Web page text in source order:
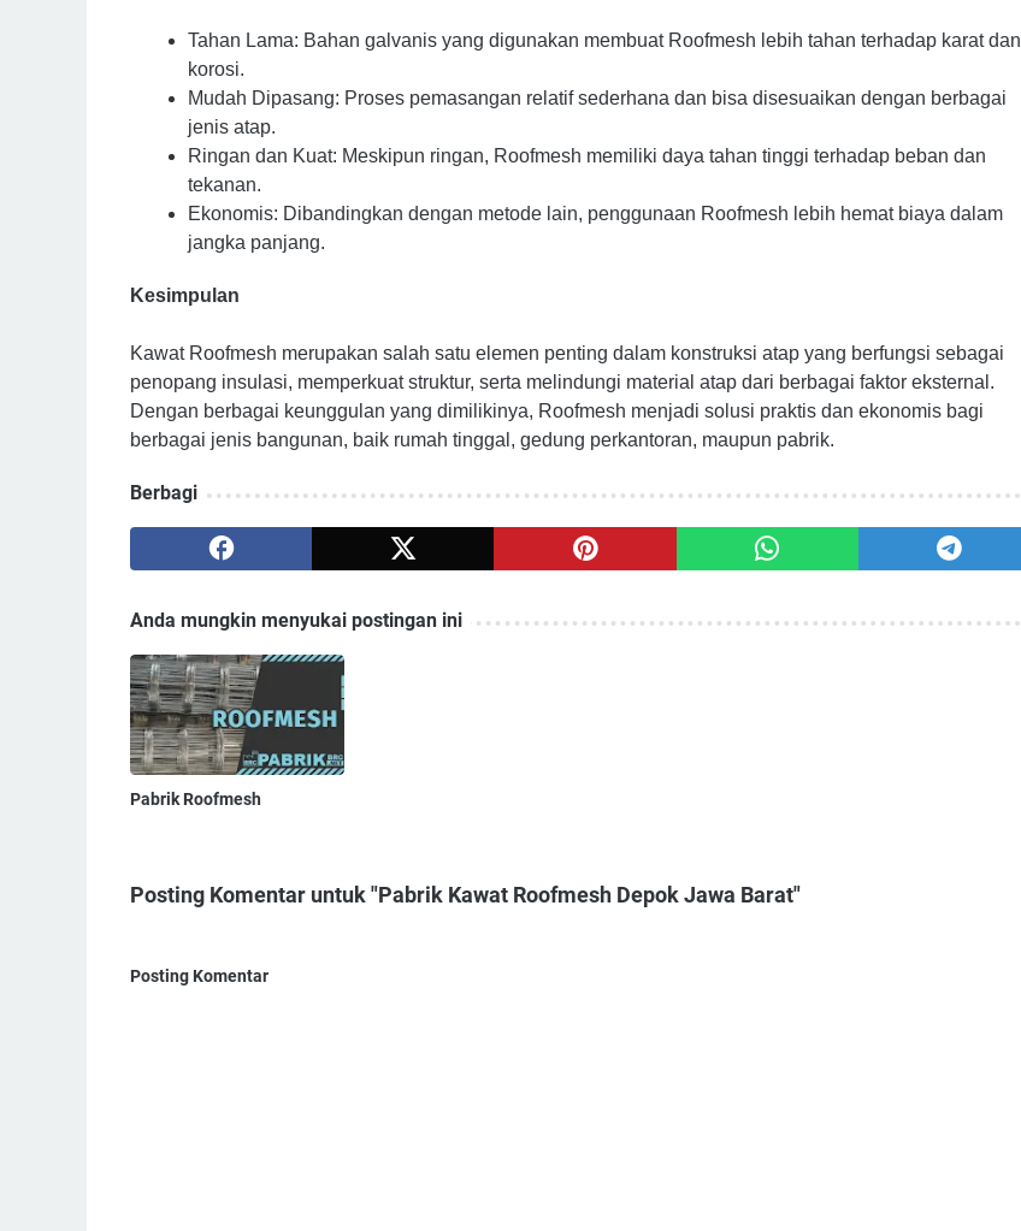
Tahan Lama: Bahan galvanis yang digunakan membuat Roofmesh lebih tahan terhadap karat dan
korosi.
Mudah Dipasang: Proses pemasangan relatif sederhana dan bisa disesuaikan dengan berbagai
jenis atap.
Ringan dan Kuat: Meskipun ringan, Roofmesh memiliki daya tahan tinggi terhadap beban dan
tekanan.
Ekonomis: Dibandingkan dengan metode lain, penggunaan Roofmesh lebih hemat biaya dalam
jangka panjang.
Kesimpulan
Kawat Roofmesh merupakan salah satu elemen penting dalam konstruksi atap yang berfungsi sebagai
penopang insulasi, memperkuat struktur, serta melindungi material atap dari berbagai faktor eksternal.
Dengan berbagai keunggulan yang dimilikinya, Roofmesh menjadi solusi praktis dan ekonomis bagi
berbagai jenis bangunan, baik rumah tinggal, gedung perkantoran, maupun pabrik.
Berbagi
Anda mungkin menyukai postingan ini
Pabrik Roofmesh
Posting Komentar untuk "Pabrik Kawat Roofmesh Depok Jawa Barat"
Posting Komentar